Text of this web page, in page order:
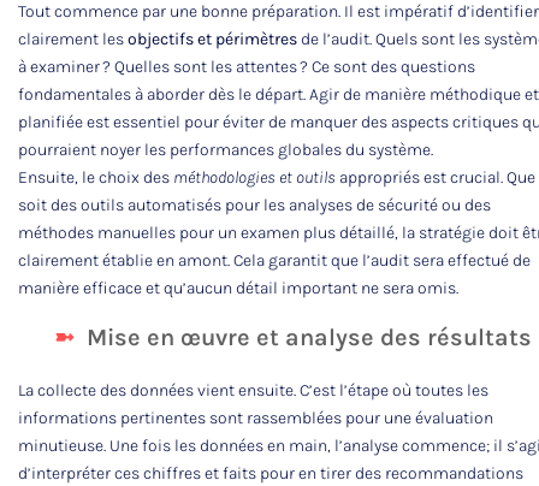
Tout commence par une bonne préparation. Il est impératif d’identifier
clairement lesobjectifs et périmètresde l’audit. Quels sont les
à examiner ? Quelles sont les attentes ? Ce sont des questions
fondamentales à aborder dès le départ. Agir de manière méthodique et
planifiée est essentiel pour éviter de manquer des aspects critiques
pourraient noyer les performances globales du système.
Ensuite, le choix des méthodologies et outils appropriés est crucial. Que
soit des outils automatisés pour les analyses de sécurité ou des
méthodes manuelles pour un examen plus détaillé, la stratégie doit
clairement établie en amont. Cela garantit que l’audit sera effectué de
manière efficace et qu’aucun détail important ne sera omis.
Mise en œuvre et analyse des résultats
La collecte des données vient ensuite. C’est l’étape où toutes les
informations pertinentes sont rassemblées pour une évaluation
minutieuse. Une fois les données en main, l’analyse commence; il
d’interpréter ces chiffres et faits pour en tirer des recommandations